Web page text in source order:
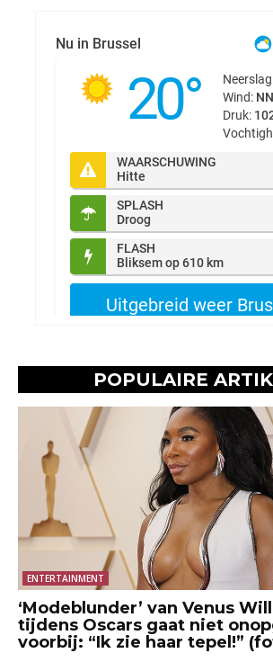
POPULAIRE
ENTERTAINMENT
‘Modeblunder’ van Venus
tijdens Oscars gaat niet
voorbij: “Ik zie haar tepel!”